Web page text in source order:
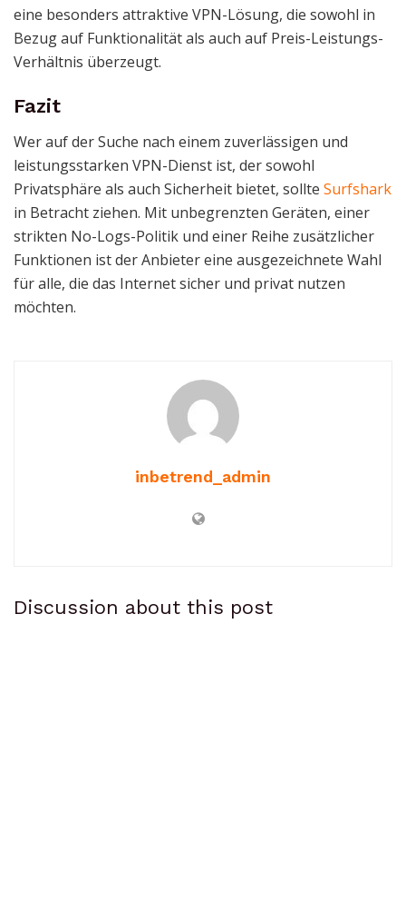
eine besonders attraktive VPN-Lösung, die sowohl in
Bezug auf Funktionalität als auch auf Preis-Leistungs-
Verhältnis überzeugt.
Fazit
Wer auf der Suche nach einem zuverlässigen und
leistungsstarken VPN-Dienst ist, der sowohl
Privatsphäre als auch Sicherheit bietet, sollte Surfshark
in Betracht ziehen. Mit unbegrenzten Geräten, einer
strikten No-Logs-Politik und einer Reihe zusätzlicher
Funktionen ist der Anbieter eine ausgezeichnete Wahl
für alle, die das Internet sicher und privat nutzen
möchten.
inbetrend_admin
Discussion about this post